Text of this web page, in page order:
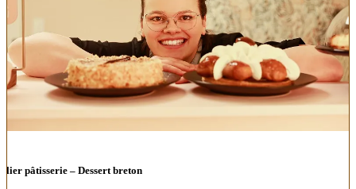
pâtisserie – Dessert breton